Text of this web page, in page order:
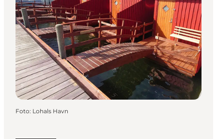
Foto: Lohals Havn